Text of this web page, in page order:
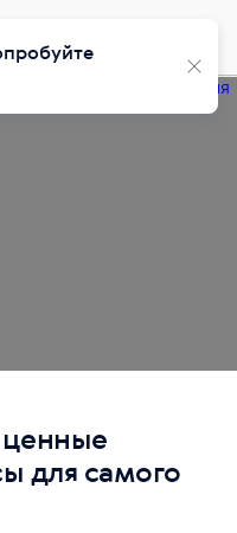
ценные
для самого